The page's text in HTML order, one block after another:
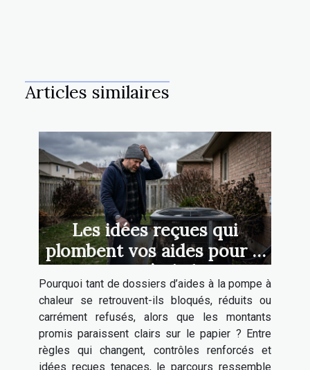
Articles similaires
Les idées reçues qui
plombent vos aides pour la
pompe à chaleur
Pourquoi tant de dossiers d’aides à la pompe à
chaleur se retrouvent-ils bloqués, réduits ou
carrément refusés, alors que les montants
promis paraissent clairs sur le papier ? Entre
règles qui changent, contrôles renforcés et
idées reçues tenaces, le parcours ressemble